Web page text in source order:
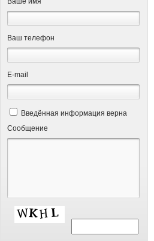
Ваш телефон
Е-mail
Введённая информация верна
Сообщение